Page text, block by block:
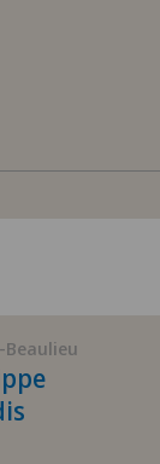
vertébrale/
Beaulieu